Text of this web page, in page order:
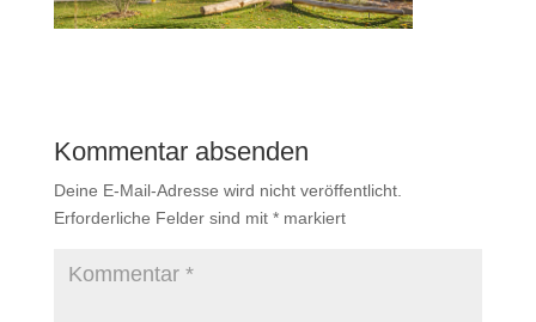
Kommentar absenden
Deine E-Mail-Adresse wird nicht veröffentlicht.
Erforderliche Felder sind mit *markiert